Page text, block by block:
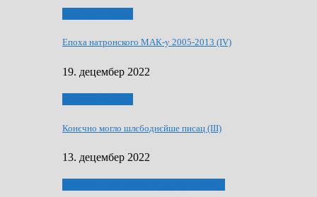
Епоха натронского МАК-у 2005-2013 (IV)
19. децембер 2022
Конєчно могло шлєбоднєйше писац (III)
13. децембер 2022